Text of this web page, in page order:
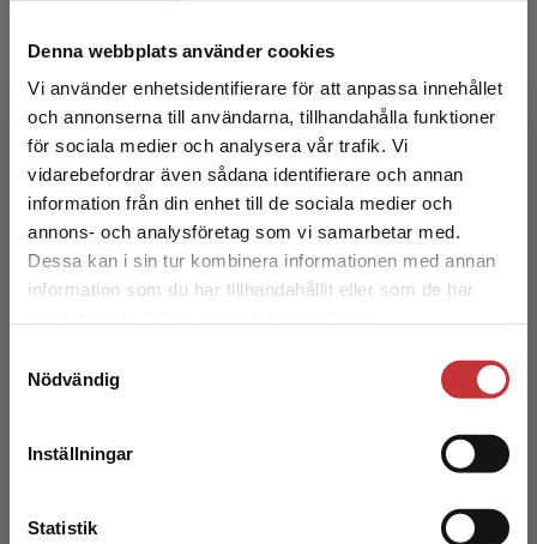
Denna webbplats använder cookies
Vi använder enhetsidentifierare för att anpassa innehållet
och annonserna till användarna, tillhandahålla funktioner
för sociala medier och analysera vår trafik. Vi
vidarebefordrar även sådana identifierare och annan
information från din enhet till de sociala medier och
annons- och analysföretag som vi samarbetar med.
Dessa kan i sin tur kombinera informationen med annan
information som du har tillhandahållit eller som de har
Nödvändig
Inställningar
Statistik
Begränsad fraktregion
Det verkar som att du besöker
studentlitteratur.se via en enhet utanför Sverige.
Vi erbjuder inte leveranser utanför Sverige. För
att kunna slutföra ett köp måste
Processbaserad verksamhetsutveckling
Ljungberg, A - Larsson, E
407 krinkl. moms
Exkl. moms: 384 kr